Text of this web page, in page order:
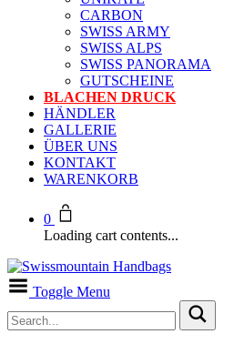
CARBON
SWISS ARMY
SWISS ALPS
SWISS PANORAMA
GUTSCHEINE
BLACHEN DRUCK
HÄNDLER
GALLERIE
ÜBER UNS
KONTAKT
WARENKORB
0
Loading cart contents...
Toggle Menu